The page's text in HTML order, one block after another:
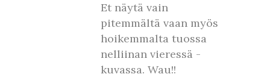
Et näytä vain
pitemmältä vaan myös
hoikemmalta tuossa
nelliinan vieressä -
kuvassa. Wau!!